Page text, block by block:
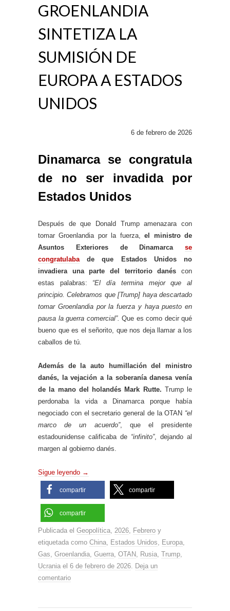
GROENLANDIA
SINTETIZA LA
SUMISIÓN DE
EUROPA A ESTADOS
UNIDOS
6 de febrero de 2026
Dinamarca se congratula
de no ser invadida por
Estados Unidos
Después de que Donald Trump amenazara con
tomar Groenlandia por la fuerza,el ministro de
Asuntos Exteriores de Dinamarca se
congratulaba de que Estados Unidos no
invadiera una parte del territorio danés con
estas palabras: “El día termina mejor que al
principio. Celebramos que [Trump] haya descartado
tomar Groenlandia por la fuerza y ​​haya puesto en
pausa la guerra comercial”. Que es como decir qué
bueno que es el señorito, que nos deja llamar a los
caballos de tú.
Además de la auto humillación del ministro
danés, la vejación a la soberanía danesa venía
de la mano del holandés Mark Rutte. Trump le
perdonaba la vida a Dinamarca porque había
negociado con el secretario general de la OTAN “el
marco de un acuerdo”, que el presidente
estadounidense calificaba de “infinito”, dejando al
margen al gobierno danés.
Sigue leyendo →
compartir compartir
compartir
Publicada el Geopolítica 2026 Febrero y
etiquetada como China Estados Unidos Europa
Gas Groenlandia Guerra OTAN Rusia Trump
Ucrania el 6 de febrero de 2026
Deja un
comentario